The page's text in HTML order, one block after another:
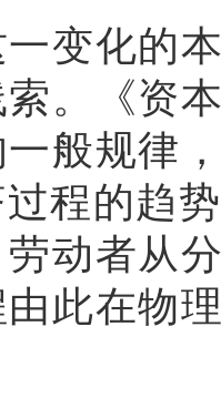
化的本
。《资
般规律
程的趋
动者从
此在物